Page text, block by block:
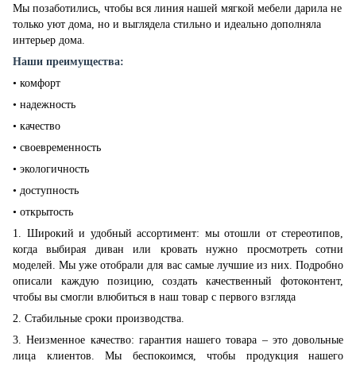
Мы позаботились, чтобы вся линия нашей мягкой мебели дарила не
только уют дома, но и выглядела стильно и идеально дополняла
интерьер дома.
Наши преимущества:
• комфорт
• надежность
• качество
• своевременность
• экологичность
• доступность
• открытость
1. Широкий и удобный ассортимент: мы отошли от стереотипов,
когда выбирая диван или кровать нужно просмотреть сотни
моделей. Мы уже отобрали для вас самые лучшие из них. Подробно
описали каждую позицию, создать качественный фотоконтент,
чтобы вы смогли влюбиться в наш товар с первого взгляда
2. Стабильные сроки производства.
3. Неизменное качество: гарантия нашего товара – это довольные
лица клиентов. Мы беспокоимся, чтобы продукция нашего